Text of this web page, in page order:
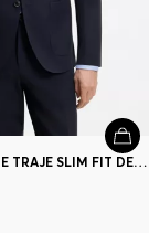
CHAQUETA DE TRAJE SLIM FIT DE LANA VIRGEN Y SEDA